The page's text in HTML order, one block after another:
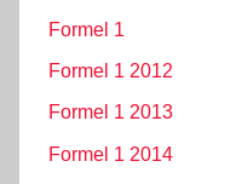
Formel 1
Formel 1 2012
Formel 1 2013
Formel 1 2014